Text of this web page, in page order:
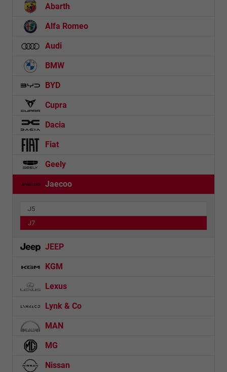
Abarth
Alfa Romeo
Audi
BMW
BYD
Cupra
Dacia
Fiat
Geely
Jaecoo
J5
J7
JEEP
KGM
Lexus
Lynk & Co
MAN
MG
Nissan